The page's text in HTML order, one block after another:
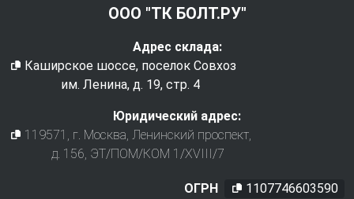
ООО "ТК БОЛТ.РУ"
Адрес склада:
Каширское шоссе, поселок Совхоз
им. Ленина, д. 19, стр. 4
Юридический адрес:
119571 , г. Москва, Ленинский проспект,
д. 156, ЭТ/ПОМ/КОМ 1/XVIII/7
ОГРН
1107746603590